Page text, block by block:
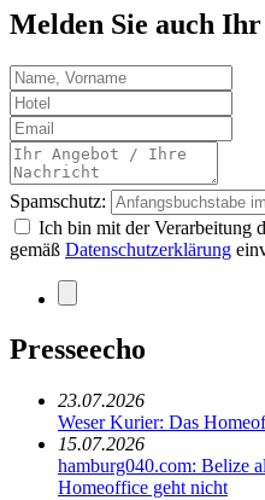
Melden Sie auch
Spamschutz:
Ich bin mit der Verarbeitung
gemäß Datenschutzerklärung
Presseecho
23.07.2026
Weser Kurier: Das
15.07.2026
hamburg040.com: Belize
Homeoffice geht nicht